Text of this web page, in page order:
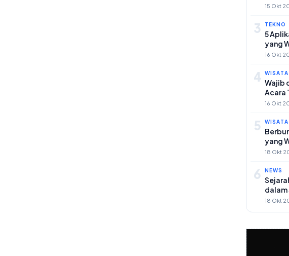
15 Okt
3 TEKNO
5
yang
16 Okt
4 WISATA
Wajib
Acara
16 Okt
5 WISATA
yang
18 Okt
6 NEWS
dalam
18 Okt